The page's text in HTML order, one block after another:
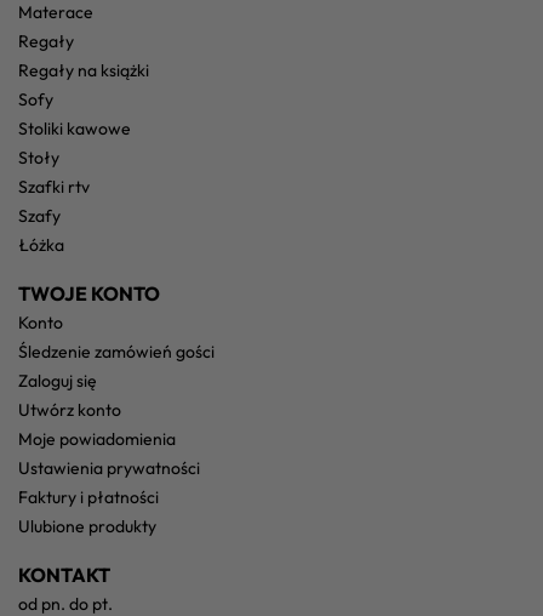
materace
regały
regały na książki
sofy
stoliki kawowe
stoły
szafki rtv
szafy
łóżka
TWOJE KONTO
konto
śledzenie zamówień gości
zaloguj się
utwórz konto
moje powiadomienia
ustawienia prywatności
faktury i płatności
ulubione produkty
KONTAKT
od pn. do pt.